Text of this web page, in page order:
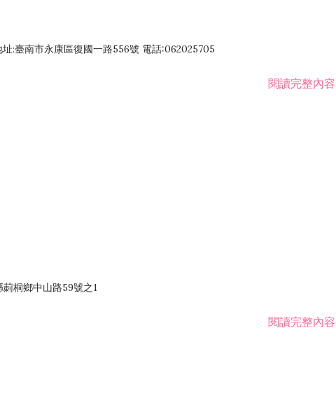
:臺南市永康區復國一路556號 電話:062025705
閱讀完整內容
桐鄉中山路59號之1
閱讀完整內容